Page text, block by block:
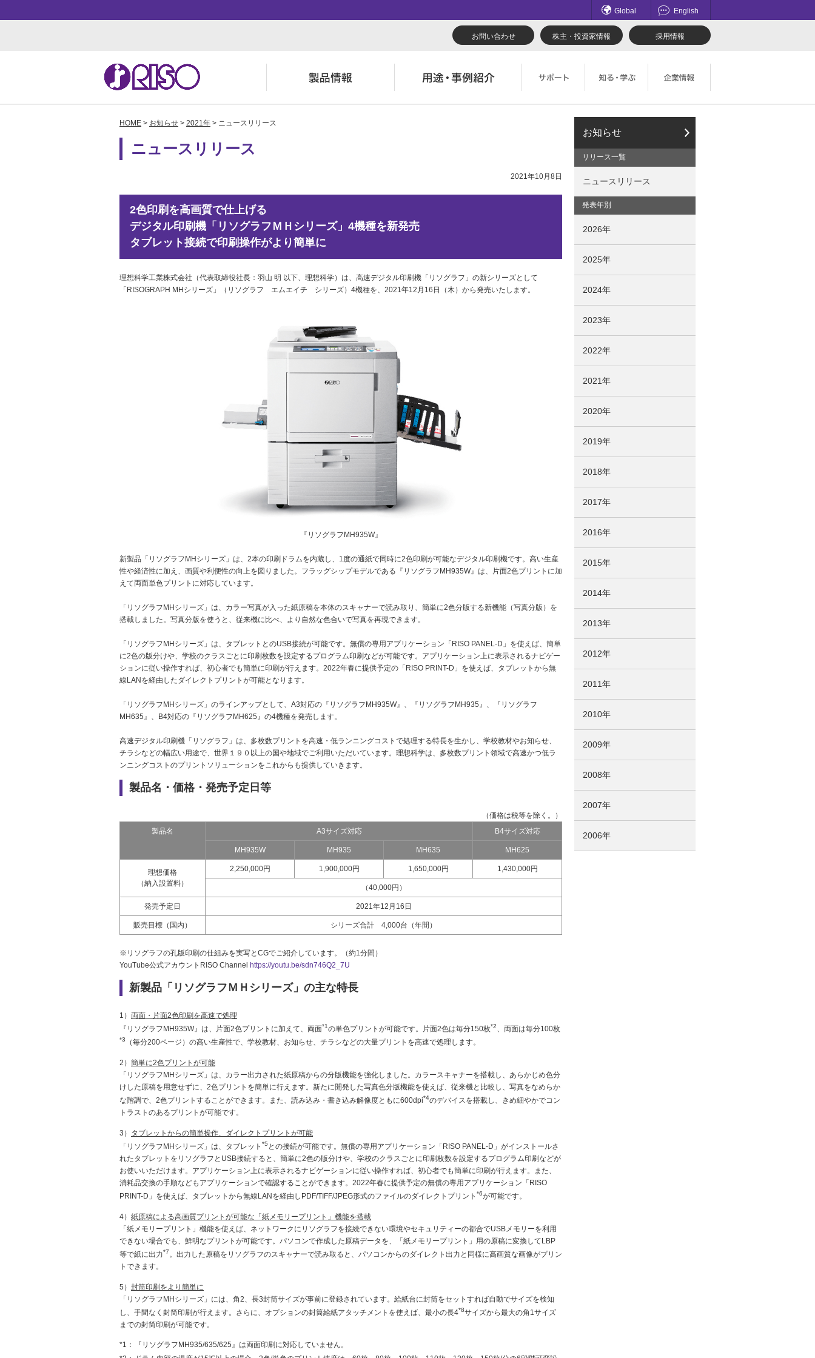
Global English
お問い合わせ 株主・投資家情報 採用情報
用途・事例紹介 トップ ソリューション
閉じる
サポート トップ よくあるご質問（FAQ） 製品についてのお問い合わせ一覧
閉じる
知る・学ぶTOP かんたん会社案内 理想科学のものづくり
鹿島アントラーズ応援サイト
閉じる
企業情報TOP ごあいさつ マネジメント
採用情報
社会とのかかわり
閉じる
HOME > お知らせ > 2021年 > ニュースリリース
ニュースリリース
2021年10月8日
2色印刷を高画質で仕上げる
デジタル印刷機「リソグラフＭＨシリーズ」4機種を新発売
タブレット接続で印刷操作がより簡単に
理想科学工業株式会社（代表取締役社長：羽山 明 以下、理想科学）は、高速デジタル印刷機「リソグラフ」の新シリーズとして
「RISOGRAPH MHシリーズ」（リソグラフ エムエイチ シリーズ）4機種を、2021年12月16日（木）から発売いたします。
『リソグラフMH935W』
新製品「リソグラフMHシリーズ」は、2本の印刷ドラムを内蔵し、1度の通紙で同時に2色印刷が可能なデジタル印刷機です。高い生産
性や経済性に加え、画質や利便性の向上を図りました。フラッグシップモデルである『リソグラフMH935W』は、片面2色プリントに加
えて両面単色プリントに対応しています。
「リソグラフMHシリーズ」は、カラー写真が入った紙原稿を本体のスキャナーで読み取り、簡単に2色分版する新機能（写真分版）を
搭載しました。写真分版を使うと、従来機に比べ、より自然な色合いで写真を再現できます。
「リソグラフMHシリーズ」は、タブレットとのUSB接続が可能です。無償の専用アプリケーション「RISO PANEL-D」を使えば、簡単
に2色の版分けや、学校のクラスごとに印刷枚数を設定するプログラム印刷などが可能です。アプリケーション上に表示されるナビゲー
ションに従い操作すれば、初心者でも簡単に印刷が行えます。2022年春に提供予定の「RISO PRINT-D」を使えば、タブレットから無
線LANを経由したダイレクトプリントが可能となります。
「リソグラフMHシリーズ」のラインアップとして、A3対応の『リソグラフMH935W』、『リソグラフMH935』、『リソグラフ
MH635』、B4対応の『リソグラフMH625』の4機種を発売します。
高速デジタル印刷機「リソグラフ」は、多枚数プリントを高速・低ランニングコストで処理する特長を生かし、学校教材やお知らせ、
チラシなどの幅広い用途で、世界１９０以上の国や地域でご利用いただいています。理想科学は、多枚数プリント領域で高速かつ低ラ
ンニングコストのプリントソリューションをこれからも提供していきます。
製品名・価格・発売予定日等
（価格は税等を除く。）
製品名
A3サイズ対応 B4サイズ対応
MH935W MH935 MH635 MH625
理想価格
（納入設置料）
2,250,000円 1,900,000円 1,650,000円 1,430,000円
（40,000円）
発売予定日 2021年12月16日
販売目標（国内） シリーズ合計 4,000台（年間）
※リソグラフの孔版印刷の仕組みを実写とCGでご紹介しています。（約1分間）
YouTube公式アカウントRISO Channel
https://youtu.be/sdn746Q2_7U
新製品「リソグラフＭＨシリーズ」の主な特長
1） 両面・片面2色印刷を高速で処理
『リソグラフMH935W』は、片面2色プリントに加えて、両面*1の単色プリントが可能です。片面2色は毎分150枚*2、両面は毎分100枚
*3 （毎分200ページ）の高い生産性で、学校教材、お知らせ、チラシなどの大量プリントを高速で処理します。
2） 簡単に2色プリントが可能
「リソグラフMHシリーズ」は、カラー出力された紙原稿からの分版機能を強化しました。カラースキャナーを搭載し、あらかじめ色分
けした原稿を用意せずに、2色プリントを簡単に行えます。新たに開発した写真色分版機能を使えば、従来機と比較し、写真をなめらか
な階調で、2色プリントすることができます。また、読み込み・書き込み解像度ともに600dpi*4のデバイスを搭載し、きめ細やかでコン
トラストのあるプリントが可能です。
3） タブレットからの簡単操作、ダイレクトプリントが可能
「リソグラフMHシリーズ」は、タブレット *5 との接続が可能です。無償の専用アプリケーション「RISO PANEL-D」がインストールさ
れたタブレットをリソグラフとUSB接続すると、簡単に2色の版分けや、学校のクラスごとに印刷枚数を設定するプログラム印刷などが
お使いいただけます。アプリケーション上に表示されるナビゲーションに従い操作すれば、初心者でも簡単に印刷が行えます。また、
消耗品交換の手順などもアプリケーションで確認することができます。2022年春に提供予定の無償の専用アプリケーション「RISO
PRINT-D」を使えば、タブレットから無線LANを経由しPDF/TIFF/JPEG形式のファイルのダイレクトプリント *6が可能です。
4） 紙原稿による高画質プリントが可能な「紙メモリープリント」機能を搭載
「紙メモリープリント」機能を使えば、ネットワークにリソグラフを接続できない環境やセキュリティーの都合でUSBメモリーを利用
できない場合でも、鮮明なプリントが可能です。パソコンで作成した原稿データを、「紙メモリープリント」用の原稿に変換してLBP
等で紙に出力*7。出力した原稿をリソグラフのスキャナーで読み取ると、パソコンからのダイレクト出力と同様に高画質な画像がプリン
トできます。
5） 封筒印刷をより簡単に
「リソグラフMHシリーズ」には、角2、長3封筒サイズが事前に登録されています。給紙台に封筒をセットすれば自動でサイズを検知
し、手間なく封筒印刷が行えます。さらに、オプションの封筒給紙アタッチメントを使えば、最小の長4*8サイズから最大の角1サイズ
までの封筒印刷が可能です。
*1：
『リソグラフMH935/635/625』は両面印刷に対応していません。
お知らせ
リリース一覧
ニュースリリース
発表年別
2026年
2025年
2024年
2023年
2022年
2021年
2020年
2019年
2018年
2017年
2016年
2015年
2014年
2013年
2012年
2011年
2010年
2009年
2008年
2007年
2006年